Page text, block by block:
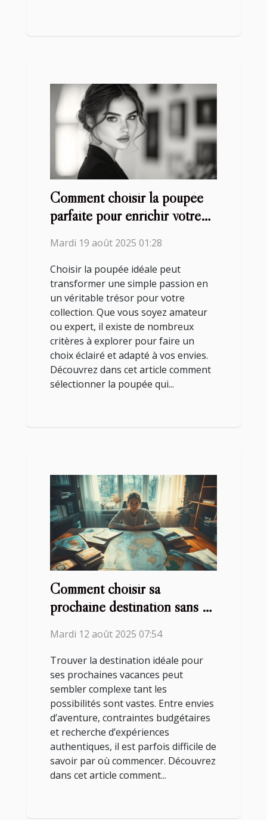
Comment choisir la poupée
parfaite pour enrichir votre
Mardi 19 août 2025 01:28
Choisir la poupée idéale peut
transformer une simple passion en
un véritable trésor pour votre
collection. Que vous soyez amateur
ou expert, il existe de nombreux
critères à explorer pour faire un
choix éclairé et adapté à vos envies.
Découvrez dans cet article comment
sélectionner la poupée qui...
Comment choisir sa
prochaine destination sans se
Mardi 12 août 2025 07:54
Trouver la destination idéale pour
ses prochaines vacances peut
sembler complexe tant les
possibilités sont vastes. Entre envies
d’aventure, contraintes budgétaires
et recherche d’expériences
authentiques, il est parfois difficile de
savoir par où commencer. Découvrez
dans cet article comment...